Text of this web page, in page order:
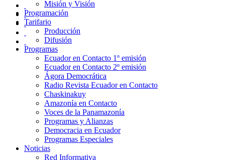
Misión y Visión
Programación
Tarifario
Producción
Difusión
Programas
Ecuador en Contacto 1º emisión
Ecuador en Contacto 2º emisión
Ágora Democrática
Radio Revista Ecuador en Contacto
Chaskinakuy
Amazonía en Contacto
Voces de la Panamazonía
Programas y Alianzas
Democracia en Ecuador
Programas Especiales
Noticias
Red Informativa